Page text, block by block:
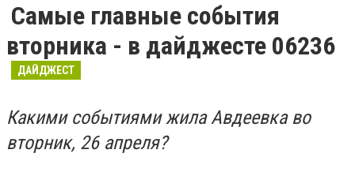
Самые главные события
вторника - в дайджесте 06236
ДАЙДЖЕСТ
Какими событиями жила Авдеевка во
вторник, 26 апреля?